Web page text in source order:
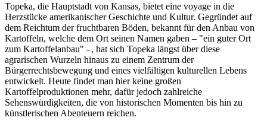
Topeka, die Hauptstadt von Kansas, bietet eine voyage in die
Herzstücke amerikanischer Geschichte und Kultur. Gegründet auf
dem Reichtum der fruchtbaren Böden, bekannt für den Anbau von
Kartoffeln, welche dem Ort seinen Namen gaben – "ein guter Ort
zum Kartoffelanbau" –, hat sich Topeka längst über diese
agrarischen Wurzeln hinaus zu einem Zentrum der
Bürgerrechtsbewegung und eines vielfältigen kulturellen Lebens
entwickelt. Heute findet man hier keine großen
Kartoffelproduktionen mehr, dafür jedoch zahlreiche
Sehenswürdigkeiten, die von historischen Momenten bis hin zu
künstlerischen Abenteuern reichen.